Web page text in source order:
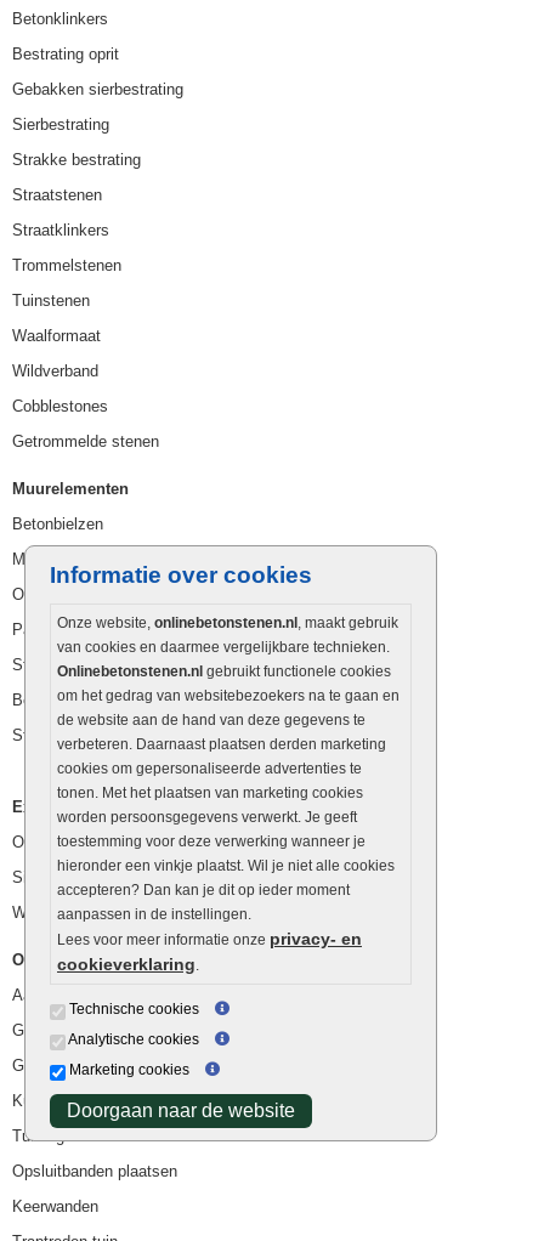
Informatie over cookies
Onze website, onlinebetonstenen.nl , maakt gebruik
van cookies en daarmee vergelijkbare technieken.
Onlinebetonstenen.nl gebruikt functionele cookies
om het gedrag van websitebezoekers na te gaan en
de website aan de hand van deze gegevens te
verbeteren. Daarnaast plaatsen derden marketing
cookies om gepersonaliseerde advertenties te
tonen. Met het plaatsen van marketing cookies
worden persoonsgegevens verwerkt. Je geeft
toestemming voor deze verwerking wanneer je
hieronder een vinkje plaatst. Wil je niet alle cookies
accepteren? Dan kan je dit op ieder moment
aanpassen in de instellingen.
Lees voor meer informatie onze privacy- en
cookieverklaring
Technische cookies
Analytische cookies
Marketing cookies
Doorgaan naar de website
Betonklinkers
Bestrating oprit
Gebakken sierbestrating
Sierbestrating
Strakke bestrating
Straatstenen
Straatklinkers
Trommelstenen
Tuinstenen
Waalformaat
Wildverband
Cobblestones
Getrommelde stenen
Muurelementen
Betonbielzen
Muurstenen
Opsluitbanden
Palissaden
Stapelblokken
Betonblokken
Stapelstenen
Extra benodigdheden
Ophoogzand
Siergrind en siersplit
Waterafvoer
Overig
Aanbiedingen
Goedkope bestrating
Goedkope tuintegels
Kunstgras
Tuintegels outlet
Opsluitbanden plaatsen
Keerwanden